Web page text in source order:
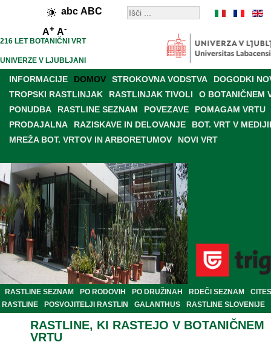
abc ABC
A+ A-
216 LET BOTANIČNI VRT
UNIVERZE V LJUBLJANI
INFORMACIJE DOMOV STROKOVNA VODSTVA
DOGODKI
TROPSKI RASTLINJAK
RASTLINJAK TIVOLI
O BOTANIČNEM
PONUDBA
RASTLINE SEZNAM POVEZAVE
POMAGAM VRTU
PRODAJALNA
RAZISKAVE IN DELOVANJE
BOT. VRT V
MREŽA BOT. VRTOV IN ARBORETUMOV
NOVI VRT
RASTLINE SEZNAM PO RODOVIH PO DRUŽINAH RDEČI SEZNAM
CITES
RASTLINE
POSVOJITELJI RASTLIN GALANTHUS RASTLINE SLOVENIJE
RASTLINE, KI RASTEJO V BOTANIČNEM
VRTU